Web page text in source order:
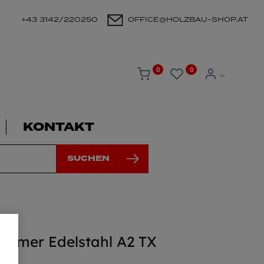
+43 3142/220250 OFFICE@HOLZBAU-SHOP.AT
0 0
KONTAKT
SUCHEN
Edelstahl A2 TX